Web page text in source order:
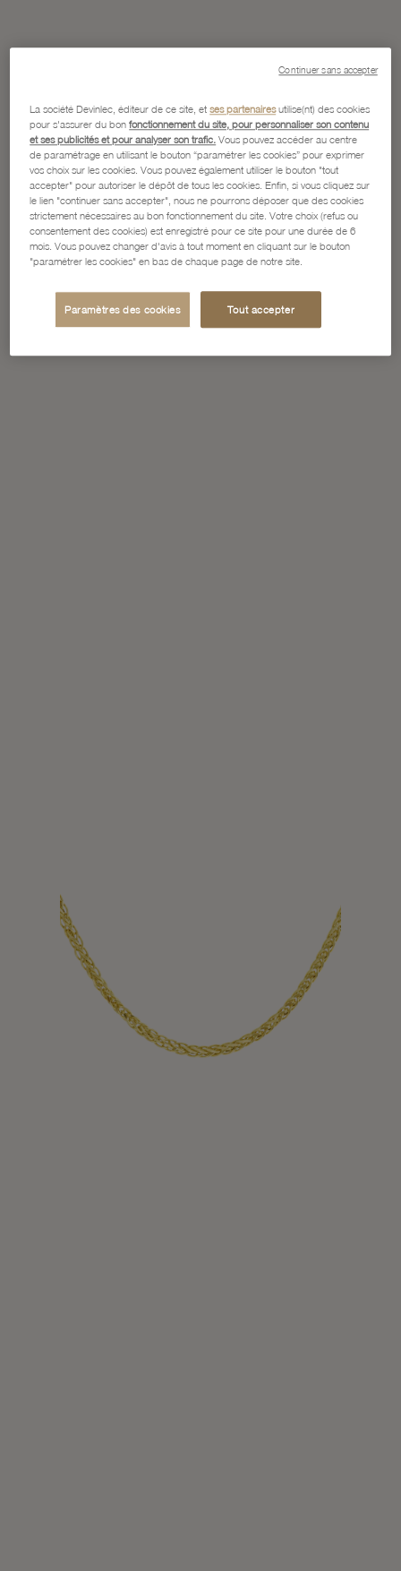
La société Devinlec, éditeur de ce site, etses partenairesutilise(nt) des cookies
pour s'assurer du bonfonctionnement du site, pour personnaliser son contenu
et ses publicités et pour analyser son trafic. Vous pouvez accéder au centre
de paramétrage en utilisant le bouton “paramétrer les cookies” pour exprimer
vos choix sur les cookies. Vous pouvez également utiliser le bouton "tout
accepter" pour autoriser le dépôt de tous les cookies. Enfin, si vous cliquez sur
le lien "continuer sans accepter", nous ne pourrons déposer que des cookies
strictement nécessaires au bon fonctionnement du site. Votre choix (refus ou
consentement des cookies) est enregistré pour ce site pour une durée de 6
mois. Vous pouvez changer d'avis à tout moment en cliquant sur le bouton
"paramétrer les cookies" en bas de chaque page de notre site.
Paramètres des cookies Tout accepter
Continuer sans accepter